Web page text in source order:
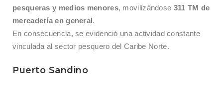
pesqueras y medios menores, movilizándose 311 TM de
mercadería en general.
En consecuencia, se evidenció una actividad constante
vinculada al sector pesquero del Caribe Norte.
Puerto Sandino